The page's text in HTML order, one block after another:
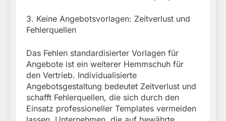
3. Keine Angebotsvorlagen: Zeitverlust und
Fehlerquellen
Das Fehlen standardisierter Vorlagen für
Angebote ist ein weiterer Hemmschuh für
den Vertrieb. Individualisierte
Angebotsgestaltung bedeutet Zeitverlust und
schafft Fehlerquellen, die sich durch den
Einsatz professioneller Templates vermeiden